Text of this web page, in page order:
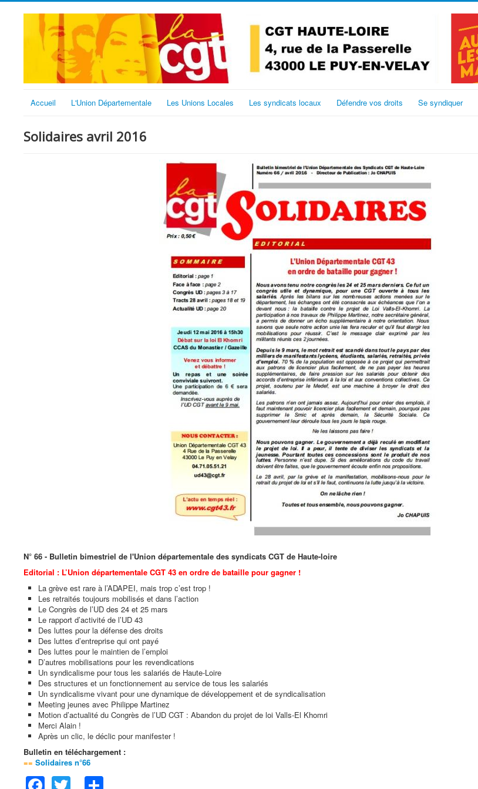
Accueil L'Union Départementale Les Unions Locales Les syndicats locaux Défendre vos droits Se syndiquer
Solidaires avril 2016
N° 66 - Bulletin bimestriel de l'Union départementale des syndicats CGT de Haute-loire
Editorial : L’Union départementale CGT 43 en ordre de bataille pour gagner !
La grève est rare à l’ADAPEI, mais trop c’est trop !
Les retraités toujours mobilisés et dans l’action
Le Congrès de l’UD des 24 et 25 mars
Le rapport d’activité de l’UD 43
Des luttes pour la défense des droits
Des luttes d’entreprise qui ont payé
Des luttes pour le maintien de l’emploi
D’autres mobilisations pour les revendications
Un syndicalisme pour tous les salariés de Haute-Loire
Des structures et un fonctionnement au service de tous les salariés
Un syndicalisme vivant pour une dynamique de développement et de syndicalisation
Meeting jeunes avec Philippe Martinez
Motion d’actualité du Congrès de l’UD CGT : Abandon du projet de loi Valls-El Khomri
Merci Alain !
Après un clic, le déclic pour manifester !
Bulletin en téléchargement :
== Solidaires n°66
Facebook
Twitter